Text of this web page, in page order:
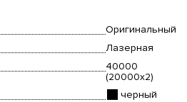
Оригинальный
Лазерная
40000
(20000x2)
черный